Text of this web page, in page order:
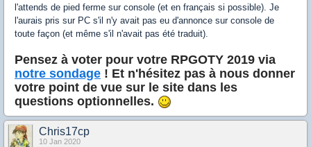
l'attends de pied ferme sur console (et en français si possible). Je
l'aurais pris sur PC s'il n'y avait pas eu d'annonce sur console de
toute façon (et même s'il n'avait pas été traduit).
Pensez à voter pour votre RPGOTY 2019 via
notre sondage ! Et n'hésitez pas à nous donner
votre point de vue sur le site dans les
questions optionnelles.
Chris17cp
10 Jan 2020